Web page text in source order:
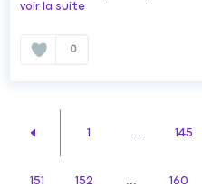
voir la suite
0
1 ... 145
151 152 160